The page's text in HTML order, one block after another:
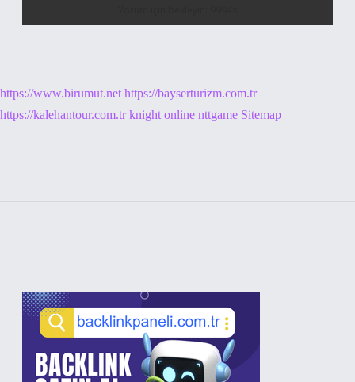
https://www.birumut.net https://bayserturizm.com.tr
https://kalehantour.com.tr knight online nttgame Sitemap